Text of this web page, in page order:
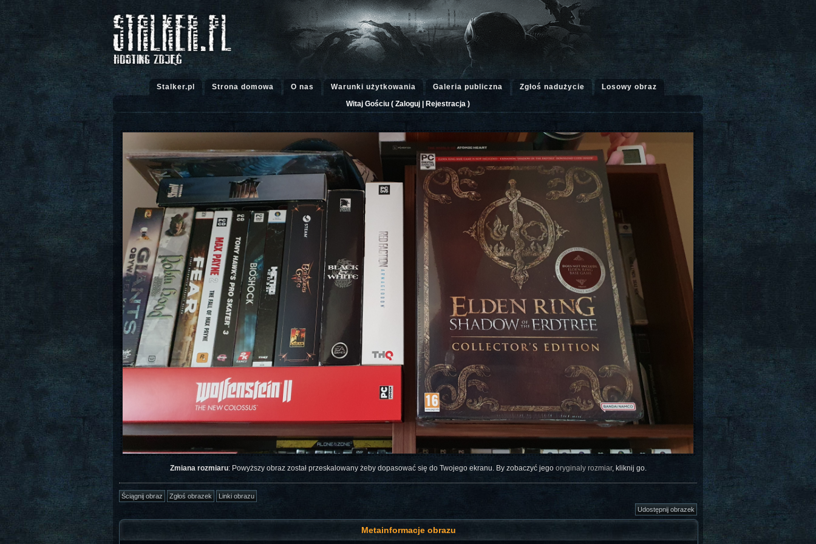
Stalker.pl Strona domowa O nas Warunki użytkowania Galeria publiczna Zgłoś nadużycie
Losowy obraz
Witaj Gościu ( Zaloguj Rejestracja )
Zmiana rozmiaru: Powyższy obraz został przeskalowany żeby dopasować się do Twojego ekranu. By zobaczyć jego oryginaly rozmiar, kliknij go.
Metainformacje obrazu